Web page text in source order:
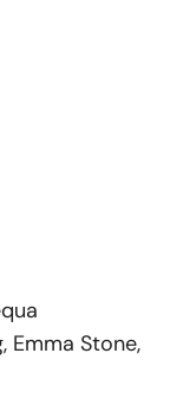
Emma Stone,